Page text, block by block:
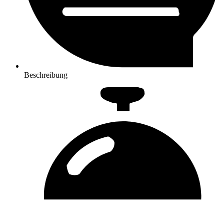
Beschreibung